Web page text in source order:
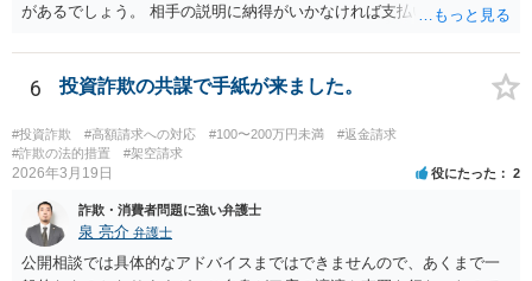
があるでしょう。 相手の説明に納得がいかなければ支払い義務がある
6 投資詐欺の共謀で手紙が来ました。
#投資詐欺 #高額請求への対応 #100〜200万円未満
#返金請求
#詐欺の法的措置
#架空請求
2026年3月19日 役にたった 2
詐欺・消費者問題に強い弁護士
泉 亮介 弁護士
公開相談では具体的なアドバイスまではできませんので、あくまで一